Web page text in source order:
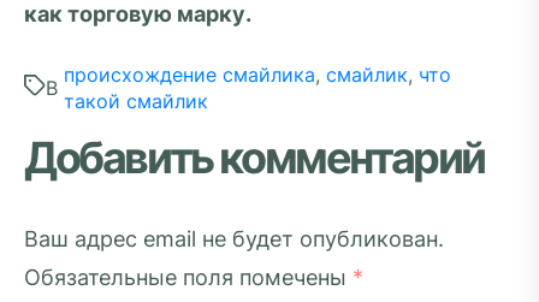
как торговую марку.
В
происхождение смайлика, смайлик, что
такой смайлик
Добавить комментарий
Ваш адрес email не будет опубликован.
Обязательные поля помечены *